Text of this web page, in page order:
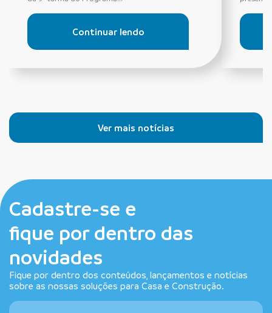
Continuar lendo
Ver mais notícias
Cadastre-se e
fique por dentro das
novidades
Fique por dentro dos conteúdos, lançamentos e notícias
sobre as nossas soluções para Casa e Construção.